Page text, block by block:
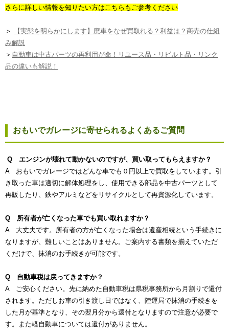
さらに詳しい情報を知りたい方はこちらもご参考ください
＞
【実態を明らかにします】廃車をなぜ買取れる？利益は？商売の仕組
み解説
＞ 自動車は中古パーツの再利用が命！リユース品・リビルト品・リンク
品の違いも解説！
おもいでガレージに寄せられるよくあるご質問
Q エンジンが壊れて動かないのですが、買い取ってもらえますか？
A おもいでガレージではどんな車でも０円以上で買取をしています。引
き取った車は適切に解体処理をし、使用できる部品を中古パーツとして
再販したり、鉄やアルミなどをリサイクルとして再資源化しています。
Q 所有者が亡くなった車でも買い取れますか？
A 大丈夫です。所有者の方が亡くなった場合は遺産相続という手続きに
なりますが、難しいことはありません。ご案内する書類を揃えていただ
くだけで、抹消のお手続きが可能です。
Q 自動車税は戻ってきますか？
A ご安心ください。先に納めた自動車税は県税事務所から月割りで還付
されます。ただしお車の引き渡し日ではなく、陸運局で抹消の手続きを
した月が基準となり、その翌月分から還付となりますので注意が必要で
す。また軽自動車については還付がありません。